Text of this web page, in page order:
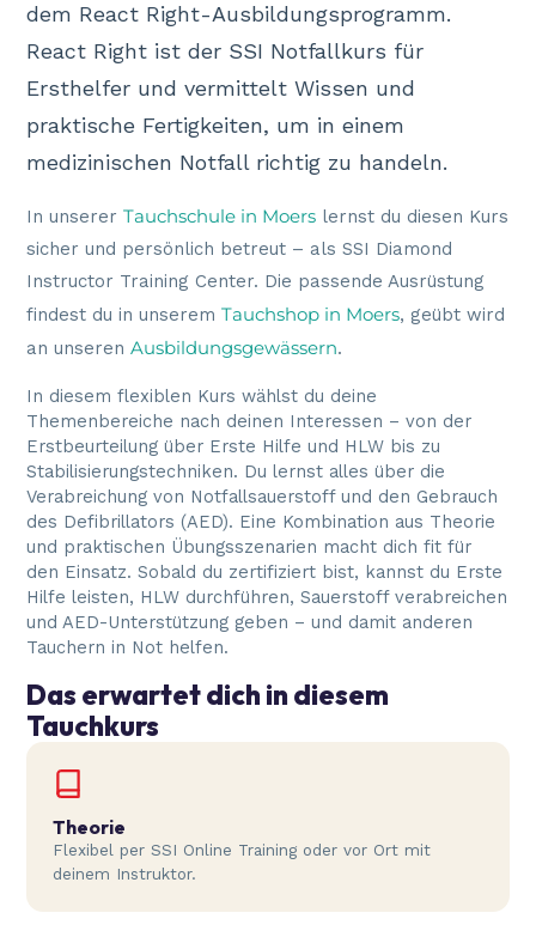
dem React Right-Ausbildungsprogramm.
React Right ist der SSI Notfallkurs für
Ersthelfer und vermittelt Wissen und
praktische Fertigkeiten, um in einem
medizinischen Notfall richtig zu handeln.
In unsererTauchschule in Moers lernst du diesen Kurs
sicher und persönlich betreut – als SSI Diamond
Instructor Training Center. Die passende Ausrüstung
findest du in unseremTauchshop in Moers, geübt wird
an unserenAusbildungsgewässern.
In diesem flexiblen Kurs wählst du deine
Themenbereiche nach deinen Interessen – von der
Erstbeurteilung über Erste Hilfe und HLW bis zu
Stabilisierungstechniken. Du lernst alles über die
Verabreichung von Notfallsauerstoff und den Gebrauch
des Defibrillators (AED). Eine Kombination aus Theorie
und praktischen Übungsszenarien macht dich fit für
den Einsatz. Sobald du zertifiziert bist, kannst du Erste
Hilfe leisten, HLW durchführen, Sauerstoff verabreichen
und AED-Unterstützung geben – und damit anderen
Tauchern in Not helfen.
Das erwartet dich in diesem
Tauchkurs
Theorie
Flexibel per SSI Online Training oder vor Ort mit
deinem Instruktor.